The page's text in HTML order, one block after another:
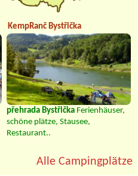
KempRanč Bystřička
přehrada Bystřička Ferienhäuser,
schöne plätze, Stausee,
Restaurant..
Alle Campingplätze